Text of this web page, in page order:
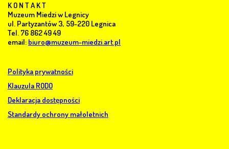
K O N T A K T
Muzeum Miedzi w Legnicy
ul. Partyzantów 3, 59-220 Legnica
Tel. 76 862 49 49
email: biuro@muzeum-miedzi.art.pl
Polityka prywatności
Klauzula RODO
Deklaracja dostępności
Standardy ochrony małoletnich